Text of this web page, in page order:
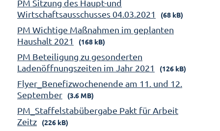
PM Sitzung des Haupt-und
Wirtschaftsausschusses 04.03.2021
(68 kB)
PM Wichtige Maßnahmen im geplanten
Haushalt 2021
(168 kB)
PM Beteiligung zu gesonderten
Ladenöffnungszeiten im Jahr 2021
(126 kB)
Flyer_Benefizwochenende am 11. und 12.
September
(3.6 MB)
PM_Staffelstabübergabe Pakt für Arbeit
Zeitz
(226 kB)